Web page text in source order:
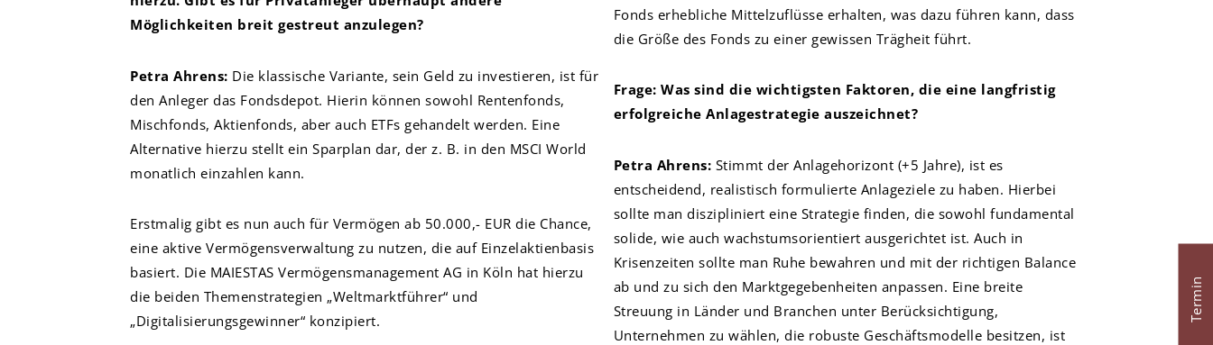
Möglichkeiten breit gestreut anzulegen?
Petra Ahrens: Die klassische Variante, sein Geld zu investieren, ist für
den Anleger das Fondsdepot. Hierin können sowohl Rentenfonds,
Mischfonds, Aktienfonds, aber auch ETFs gehandelt werden. Eine
Alternative hierzu stellt ein Sparplan dar, der z. B. in den MSCI World
monatlich einzahlen kann.
Erstmalig gibt es nun auch für Vermögen ab 50.000,- EUR die Chance,
eine aktive Vermögensverwaltung zu nutzen, die auf Einzelaktienbasis
basiert. Die MAIESTAS Vermögensmanagement AG in Köln hat hierzu
die beiden Themenstrategien „Weltmarktführer“ und
„Digitalisierungsgewinner“ konzipiert.
Fonds erhebliche Mittelzuflüsse erhalten, was dazu führen kann, dass
die Größe des Fonds zu einer gewissen Trägheit führt.
Frage: Was sind die wichtigsten Faktoren, die eine langfristig
erfolgreiche Anlagestrategie auszeichnet?
Petra Ahrens: Stimmt der Anlagehorizont (+5 Jahre), ist es
entscheidend, realistisch formulierte Anlageziele zu haben. Hierbei
sollte man diszipliniert eine Strategie finden, die sowohl fundamental
solide, wie auch wachstumsorientiert ausgerichtet ist. Auch in
Krisenzeiten sollte man Ruhe bewahren und mit der richtigen Balance
ab und zu sich den Marktgegebenheiten anpassen. Eine breite
Streuung in Länder und Branchen unter Berücksichtigung,
Unternehmen zu wählen, die robuste Geschäftsmodelle besitzen, ist
Termin